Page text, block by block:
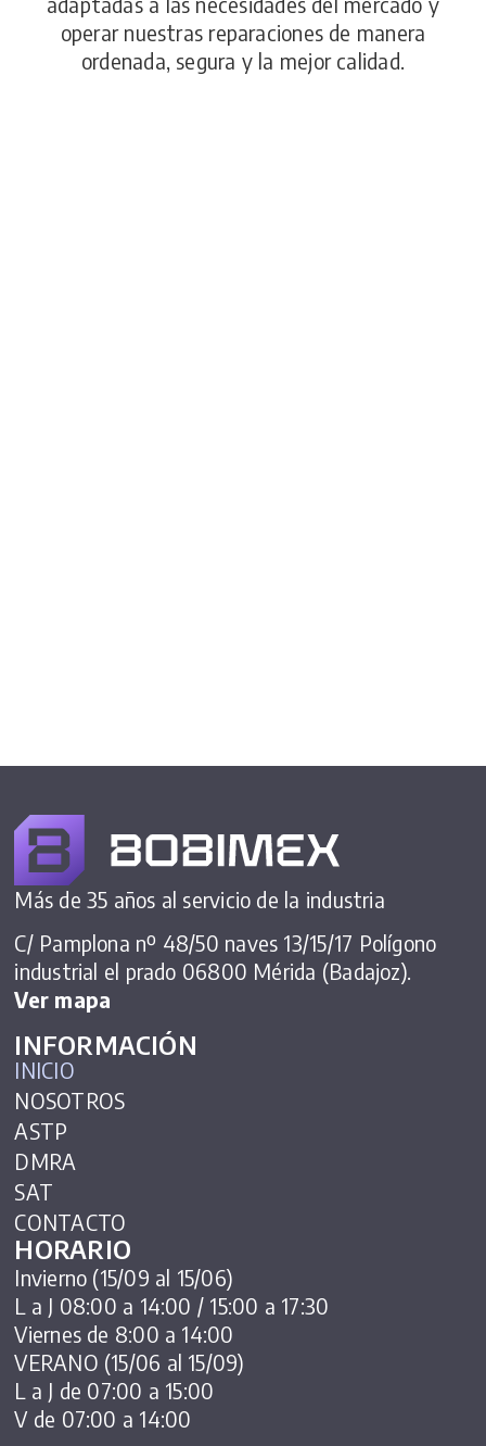
operar nuestras reparaciones de manera
ordenada, segura y la mejor calidad.
Más de 35 años al servicio de la industria
C/ Pamplona nº 48/50 naves 13/15/17 Polígono
industrial el prado 06800 Mérida (Badajoz).
Ver mapa
INFORMACIÓN
INICIO
NOSOTROS
ASTP
DMRA
SAT
CONTACTO
HORARIO
Invierno (15/09 al 15/06)
L a J 08:00 a 14:00 / 15:00 a 17:30
Viernes de 8:00 a 14:00
VERANO (15/06 al 15/09)
L a J de 07:00 a 15:00
V de 07:00 a 14:00